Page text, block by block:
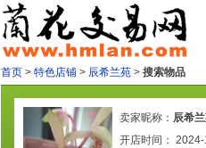
首页 > 特色店铺 > 辰希兰苑 > 搜索物品
卖家昵称： 辰希
开店时间：